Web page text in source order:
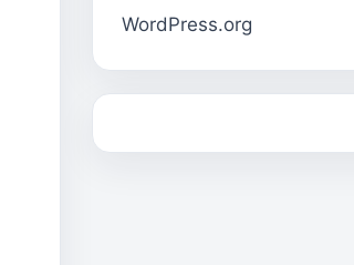
WordPress.org